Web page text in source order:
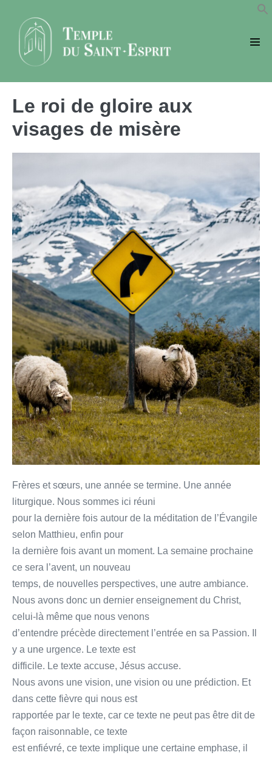
contenu
Le roi de gloire aux
visages de misère
Frères et sœurs, une année se termine. Une année
liturgique. Nous sommes ici réuni
pour la dernière fois autour de la méditation de l’Évangile
selon Matthieu, enfin pour
la dernière fois avant un moment. La semaine prochaine
ce sera l’avent, un nouveau
temps, de nouvelles perspectives, une autre ambiance.
Nous avons donc un dernier enseignement du Christ,
celui-là même que nous venons
d’entendre précède directement l’entrée en sa Passion. Il
y a une urgence. Le texte est
difficile. Le texte accuse, Jésus accuse.
Nous avons une vision, une vision ou une prédiction. Et
dans cette fièvre qui nous est
rapportée par le texte, car ce texte ne peut pas être dit de
façon raisonnable, ce texte
est enfiévré, ce texte implique une certaine emphase, il